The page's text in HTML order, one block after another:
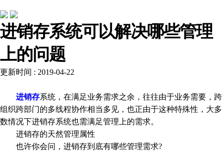
进销存系统可以解决哪些管理
上的问题
更新时间 : 2019-04-22
进销存系统，在满足业务需求之余，往往由于业务需要，跨
组织跨部门的多线程协作相当多见，也正由于这种特殊性，大多
数情况下进销存系统也需满足管理上的需求。
进销存的天然管理属性
也许你会问，进销存到底有哪些管理需求?